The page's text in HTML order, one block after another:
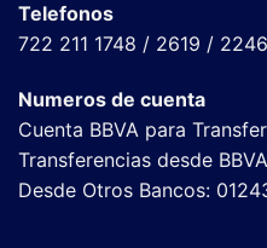
Telefonos
722 211 1748 / 2619 /
Numeros de cuenta
Cuenta BBVA para
Transferencias desde
Desde Otros Bancos: